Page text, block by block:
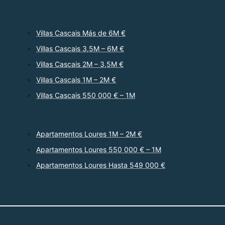
Villas Cascais Más de 6M €
Villas Cascais 3,5M – 6M €
Villas Cascais 2M – 3,5M €
Villas Cascais 1M – 2M €
Villas Cascais 550 000 € – 1M
Apartamentos Loures 1M – 2M €
Apartamentos Loures 550 000 € – 1M
Apartamentos Loures Hasta 549 000 €